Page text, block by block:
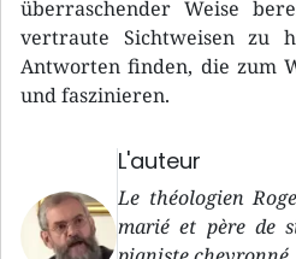
überraschender Weise
vertraute Sichtweisen zu
Antworten finden, die zum
und faszinieren.
L'auteur
Le théologien
marié et père de